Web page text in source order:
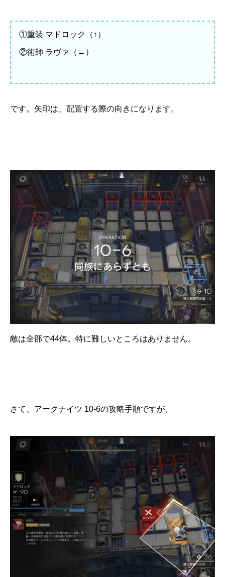
①重装 マドロック（↑）
②術師 ラヴァ（←）
です。矢印は、配置する際の向きになります。
敵は全部で44体。特に難しいところはありません。
さて、アークナイツ 10-6の攻略手順ですが、